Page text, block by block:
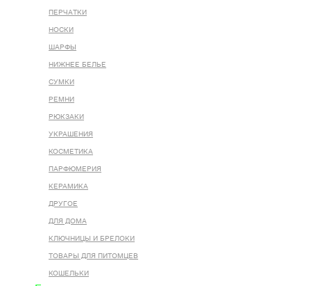
ПЕРЧАТКИ
НОСКИ
ШАРФЫ
НИЖНЕЕ БЕЛЬЕ
СУМКИ
РЕМНИ
РЮКЗАКИ
УКРАШЕНИЯ
КОСМЕТИКА
ПАРФЮМЕРИЯ
КЕРАМИКА
ДРУГОЕ
ДЛЯ ДОМА
КЛЮЧНИЦЫ И БРЕЛОКИ
ТОВАРЫ ДЛЯ ПИТОМЦЕВ
КОШЕЛЬКИ